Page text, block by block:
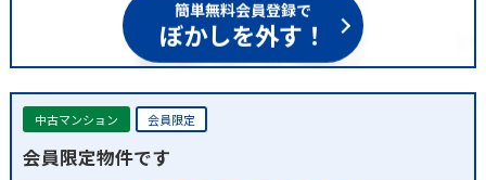
簡単無料会員登録で
ぼかしを外す！
中古マンション 会員限定
会員限定物件です